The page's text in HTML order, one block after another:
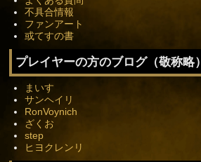
不具合情報
ファンアート
或てすの書
プレイヤーの方のブログ（敬称略）
まいす
サンヘイリ
RonVoynich
ざくお
step
ヒヨクレンリ